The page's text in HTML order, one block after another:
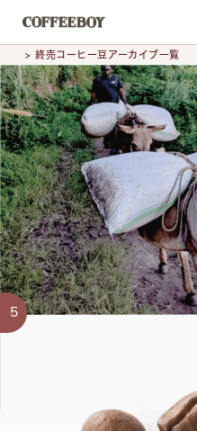
> 終売コーヒー豆アーカイブ一覧
5